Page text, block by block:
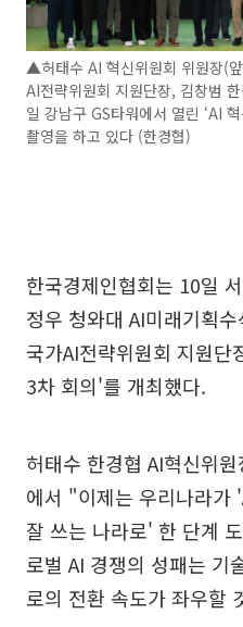
▲허태수 AI 혁신위원회 위원장(
AI전략위원회 지원단장, 김창범
일 강남구 GS타워에서 열린 ‘AI
촬영을 하고 있다 (한경협)
한국경제인협회는 10일
정우 청와대 AI미래기획
국가AI전략위원회 지원단
3차 회의'를 개최했다.
허태수 한경협 AI혁신위
에서 "이제는 우리나라가
잘 쓰는 나라로' 한 단계
로벌 AI 경쟁의 성패는 기
로의 전환 속도가 좌우할